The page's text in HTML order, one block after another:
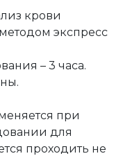
крови
экспресс
– 3 часа.
при
для
проходить не